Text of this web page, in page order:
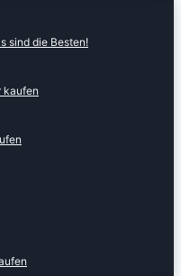
sind die Besten!
kaufen